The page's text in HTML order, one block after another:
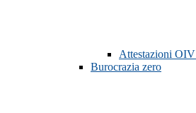
Attestazioni OIV
Burocrazia zero